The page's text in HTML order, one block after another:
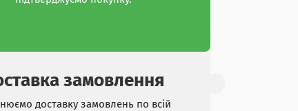
замовлення
доставку замовлень по всій